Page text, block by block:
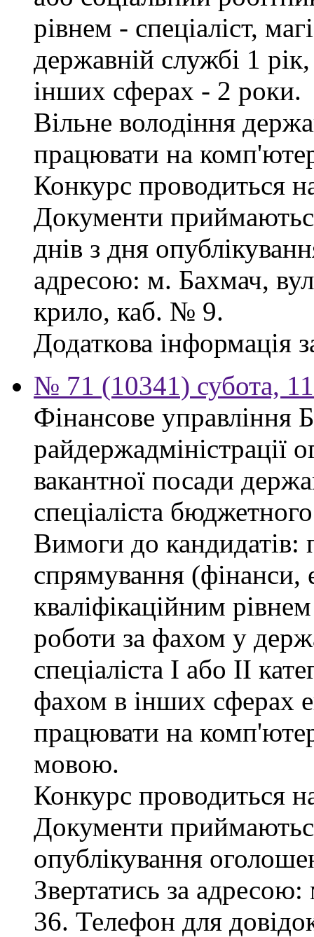
рівнем - спеціаліст,
державній службі 1
інших сферах - 2 роки.
Вільне володіння
працювати на
Конкурс проводиться
Документи
днів з дня
адресою: м. Бахмач,
крило, каб. № 9.
Додаткова інформація
№ 71 (10341) субота,
Фінансове управління
райдержадміністрації
вакантної посади
спеціаліста бюджетного
Вимоги до кандидатів:
спрямування (фінанси,
кваліфікаційним
роботи за фахом у
спеціаліста І або ІІ
фахом в інших сферах
працювати на
мовою.
Конкурс проводиться
Документи
опублікування
Звертатись за
36. Телефон для